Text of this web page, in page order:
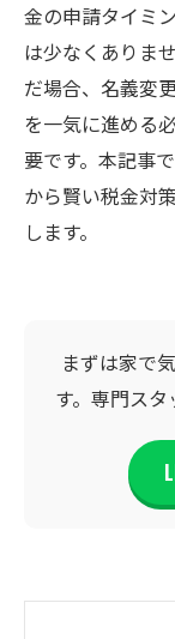
金の申請タイミ
は少なくありま
だ場合、名義変
を一気に進める
要です。本記事
から賢い税金対
します。
まずは家で
す。専門スタ